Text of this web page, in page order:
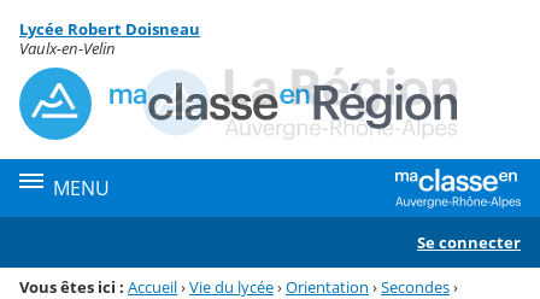
Menu de la rubrique
Contenu
Lycée Robert Doisneau
Vaulx-en-Velin
MENU
Se connecter
Vous êtes ici : Accueil›Vie du lycée›Orientation ›Secondes›